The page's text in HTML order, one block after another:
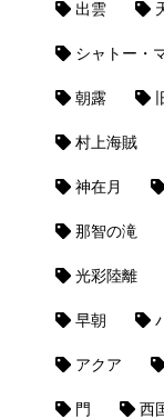
出雲
シャトー・
朝露
村上海賊
神在月
那智の滝
光彩陸離
早朝
アクア
門 西